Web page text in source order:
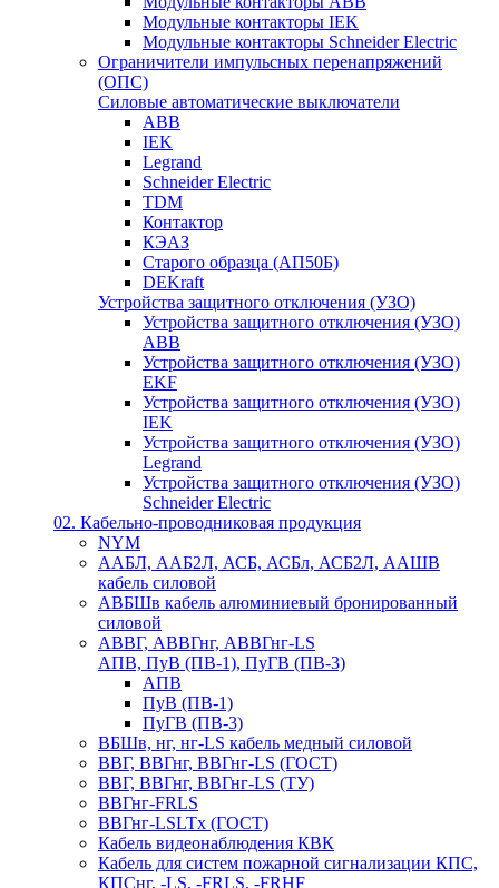
Модульные контакторы IEK
Модульные контакторы Schneider Electric
Ограничители импульсных перенапряжений
(ОПС)
Силовые автоматические выключатели
ABB
IEK
Legrand
Schneider Electric
TDM
Контактор
КЭАЗ
Старого образца (АП50Б)
DEKraft
Устройства защитного отключения (УЗО)
Устройства защитного отключения (УЗО)
ABB
Устройства защитного отключения (УЗО)
EKF
Устройства защитного отключения (УЗО)
IEK
Устройства защитного отключения (УЗО)
Legrand
Устройства защитного отключения (УЗО)
Schneider Electric
02. Кабельно-проводниковая продукция
NYM
ААБЛ, ААБ2Л, АСБ, АСБл, АСБ2Л, ААШВ
кабель силовой
АВБШв кабель алюминиевый бронированный
силовой
АВВГ, АВВГнг, АВВГнг-LS
АПВ, ПуВ (ПВ-1), ПуГВ (ПВ-3)
АПВ
ПуВ (ПВ-1)
ПуГВ (ПВ-3)
ВБШв, нг, нг-LS кабель медный силовой
ВВГ, ВВГнг, ВВГнг-LS (ГОСТ)
ВВГ, ВВГнг, ВВГнг-LS (ТУ)
ВВГнг-FRLS
ВВГнг-LSLTx (ГОСТ)
Кабель видеонаблюдения КВК
Кабель для систем пожарной сигнализации КПС,
КПСнг, -LS, -FRLS, -FRHF